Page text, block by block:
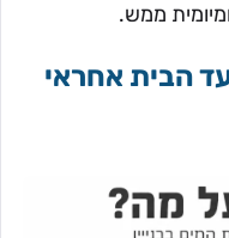
ממש.
הבית אחראי